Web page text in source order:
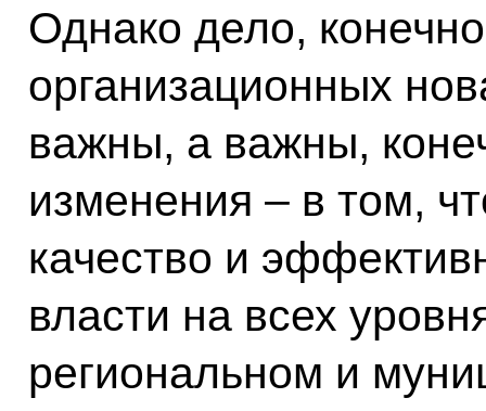
Однако дело,
организационных
важны, а важны,
изменения – в том,
качество и
власти на всех
региональном и